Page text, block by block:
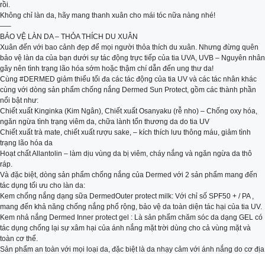
rồi.
Không chỉ làn da, hãy mang thanh xuân cho mái tóc nữa nàng nhé!
—–
BẢO VỆ LÀN DA – THỎA THÍCH DU XUÂN
Xuân đến với bao cảnh đẹp để mọi người thỏa thích du xuân. Nhưng đừng quên
bảo vệ làn da của bạn dưới sự tác động trực tiếp của tia UVA, UVB – Nguyên nhân
gây nên tình trạng lão hóa sớm hoặc thậm chí dẫn đến ung thư da!
Cùng #DERMED giảm thiểu tối đa các tác động của tia UV và các tác nhân khác
cùng với dòng sản phẩm chống nắng Dermed Sun Protect, gồm các thành phần
nổi bật như:
Chiết xuất Kinginka (Kim Ngân), Chiết xuất Osanyaku (rễ nho) – Chống oxy hóa,
ngăn ngừa tình trạng viêm da, chữa lành tổn thương da do tia UV
Chiết xuất trà mate, chiết xuất rượu sake, – kích thích lưu thông máu, giảm tình
trạng lão hóa da
Hoạt chất Allantolin – làm dịu vùng da bị viêm, cháy nắng và ngăn ngừa da thô
ráp.
Và đặc biệt, dòng sản phẩm chống nắng của Dermed với 2 sản phẩm mang đến
tác dụng tối ưu cho làn da:
Kem chống nắng dạng sữa DermedOuter protect milk: Với chỉ số SPF50 + / PA ,
mang đến khả năng chống nắng phổ rộng, bảo vệ da toàn diện tác hại của tia UV.
Kem nhả nắng Dermed Inner protect gel : Là sản phẩm chăm sóc da dạng GEL có
tác dụng chống lại sự xâm hại của ánh nắng mặt trời dùng cho cả vùng mặt và
toàn cơ thể.
Sản phẩm an toàn với mọi loại da, đặc biệt là da nhạy cảm với ánh nắng do cơ địa